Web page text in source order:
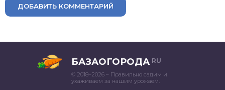
ДОБАВИТЬ КОММЕНТАРИЙ
БАЗАОГОРОДА RU
© 2018–2026 – Правильно садим и
ухаживаем за нашим урожаем.